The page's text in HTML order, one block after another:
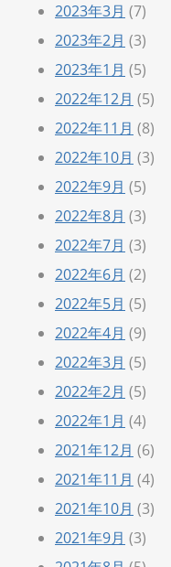
2023年3月 (7)
2023年2月 (3)
2023年1月 (5)
2022年12月 (5)
2022年11月 (8)
2022年10月 (3)
2022年9月 (5)
2022年8月 (3)
2022年7月 (3)
2022年6月 (2)
2022年5月 (5)
2022年4月 (9)
2022年3月 (5)
2022年2月 (5)
2022年1月 (4)
2021年12月 (6)
2021年11月 (4)
2021年10月 (3)
2021年9月 (3)